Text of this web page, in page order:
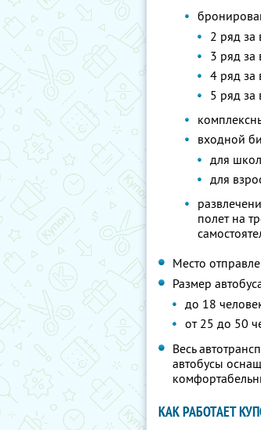
2 ряд за
3 ряд за
4 ряд за
5 ряд за
входной
для
для
полет на
Место
Размер
до 18
от 25 до 50
Весь
автобусы
КАК РАБОТАЕТ